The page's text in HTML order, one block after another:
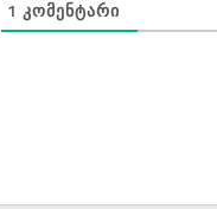
1 ᲙᲝᲛᲔᲜᲢᲐᲠᲘ